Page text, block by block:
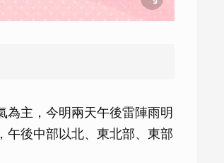
為主，今明兩天午後雷陣雨明
午後中部以北、東北部、東部